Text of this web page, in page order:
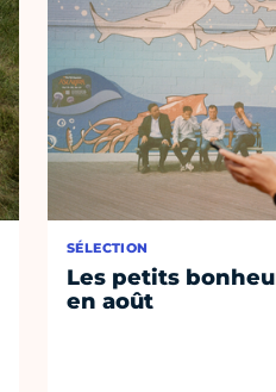
SÉLECTION
Les petits
en août